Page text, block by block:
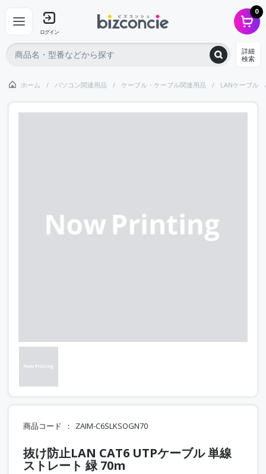
ログイン
0
詳細
検索
ホーム パソコン関連用品 ケーブル・ケーブル関連用品 LANケーブル
商品コード ZAIM-C6SLKSOGN70
抜け防止LAN CAT6 UTPケーブル 単線
ストレート 緑 70m